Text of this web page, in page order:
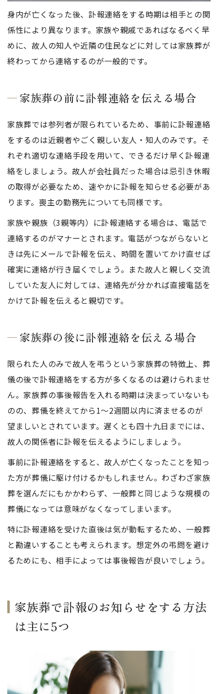
身内が亡くなった後、訃報連絡をする時期は相手との関
係性により異なります。家族や親戚であればなるべく早
めに、故人の知人や近隣の住民などに対しては家族葬が
終わってから連絡するのが一般的です。
家族葬の前に訃報連絡を伝える場合
家族葬では参列者が限られているため、事前に訃報連絡
をするのは近親者やごく親しい友人・知人のみです。そ
れぞれ適切な連絡手段を用いて、できるだけ早く訃報連
絡をしましょう。故人が会社員だった場合は忌引き休暇
の取得が必要なため、速やかに訃報を知らせる必要があ
ります。喪主の勤務先についても同様です。
家族や親族（3親等内）に訃報連絡する場合は、電話で
連絡するのがマナーとされます。電話がつながらないと
きは先にメールで訃報を伝え、時間を置いてかけ直せば
確実に連絡が行き届くでしょう。また故人と親しく交流
していた友人に対しては、連絡先が分かれば直接電話を
かけて訃報を伝えると親切です。
家族葬の後に訃報連絡を伝える場合
限られた人のみで故人を弔うという家族葬の特徴上、葬
儀の後で訃報連絡をする方が多くなるのは避けられませ
ん。家族葬の事後報告を入れる時期は決まっていないも
のの、葬儀を終えてから1〜2週間以内に済ませるのが
望ましいとされています。遅くとも四十九日までには、
故人の関係者に訃報を伝えるようにしましょう。
事前に訃報連絡をすると、故人が亡くなったことを知っ
た方が葬儀に駆け付けるかもしれません。わざわざ家族
葬を選んだにもかかわらず、一般葬と同じような規模の
葬儀になっては意味がなくなってしまいます。
特に訃報連絡を受けた直後は気が動転するため、一般葬
と勘違いすることも考えられます。想定外の弔問を避け
るためにも、相手によっては事後報告が良いでしょう。
家族葬で訃報のお知らせをする方法
は主に5つ